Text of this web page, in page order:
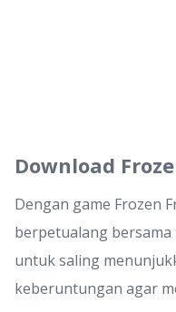
Download
Dengan game Frozen
berpetualang
untuk saling
keberuntungan agar